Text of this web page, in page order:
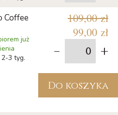
Coffee
już
3 tyg.
109,00 zł
99,00 zł
- +
Do koszyka